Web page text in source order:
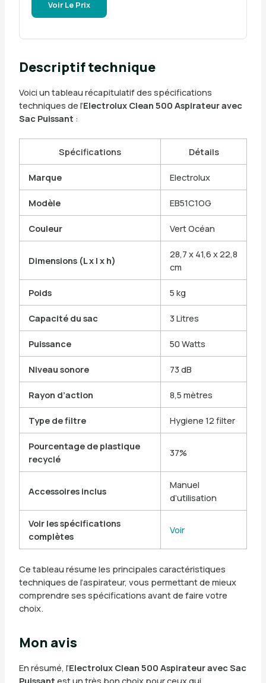
Voir Le Prix
Descriptif technique
Voici un tableau récapitulatif des spécifications
techniques de l’Electrolux Clean 500 Aspirateur avec
Sac Puissant :
Spécifications Détails
Marque Electrolux
Modèle EB51C1OG
Couleur Vert Océan
Dimensions (L x l x h)
28,7 x 41,6 x 22,8
cm
Poids 5 kg
Capacité du sac 3 Litres
Puissance 50 Watts
Niveau sonore 73 dB
Rayon d’action 8,5 mètres
Type de filtre Hygiene 12 filter
Pourcentage de plastique
recyclé
37%
Accessoires inclus
Manuel
d’utilisation
Voir les spécifications
complètes
Voir
Ce tableau résume les principales caractéristiques
techniques de l’aspirateur, vous permettant de mieux
comprendre ses spécifications avant de faire votre
choix.
Mon avis
En résumé, l’Electrolux Clean 500 Aspirateur avec Sac
Puissant est un très bon choix pour ceux qui